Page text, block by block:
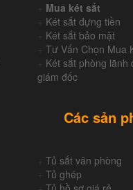
Mua két sắt
Két sắt đựng tiền
Két sắt bảo mật
Tư Vấn Chọn Mua
Két sắt phòng lãnh
giám đốc
Các sản
Tủ sắt văn phòng
Tủ ghép